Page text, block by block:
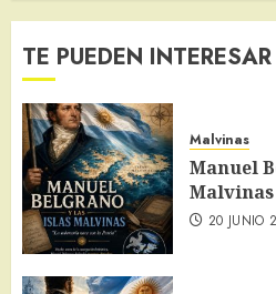
TE PUEDEN INTERESAR
Malvinas
Manuel
Malvinas
20 JUNIO